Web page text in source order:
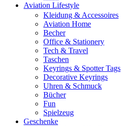
Aviation Lifestyle
Kleidung & Accessoires
Aviation Home
Becher
Office & Stationery
Tech & Travel
Taschen
Keyrings & Spotter Tags
Decorative Keyrings
Uhren & Schmuck
Bücher
Fun
Spielzeug
Geschenke